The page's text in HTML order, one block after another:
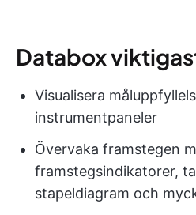
Databox
Visualisera
instrumentpaneler
Övervaka framstegen
framstegsindikatorer,
stapeldiagram och